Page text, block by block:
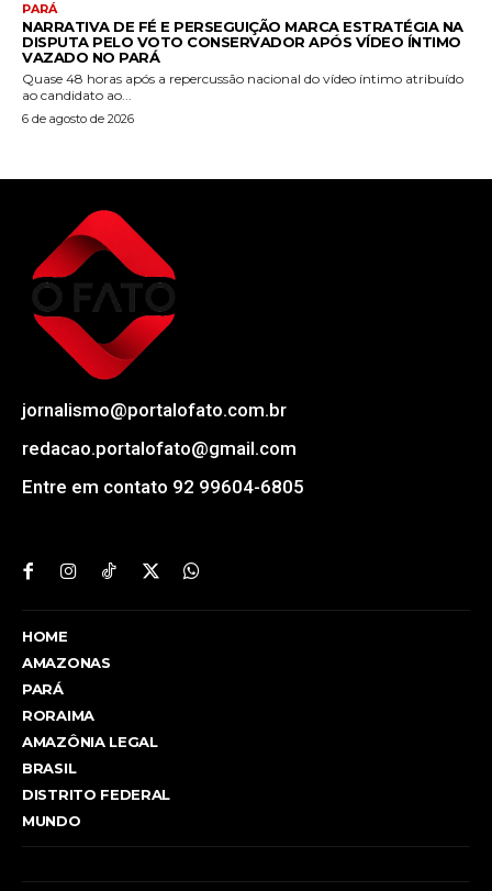
PARÁ
NARRATIVA DE FÉ E PERSEGUIÇÃO MARCA ESTRATÉGIA NA
DISPUTA PELO VOTO CONSERVADOR APÓS VÍDEO ÍNTIMO
VAZADO NO PARÁ
Quase 48 horas após a repercussão nacional do vídeo íntimo atribuído
ao candidato ao...
6 de agosto de 2026
jornalismo@portalofato.com.br
redacao.portalofato@gmail.com
Entre em contato 92 99604-6805
HOME
AMAZONAS
PARÁ
RORAIMA
AMAZÔNIA LEGAL
BRASIL
DISTRITO FEDERAL
MUNDO